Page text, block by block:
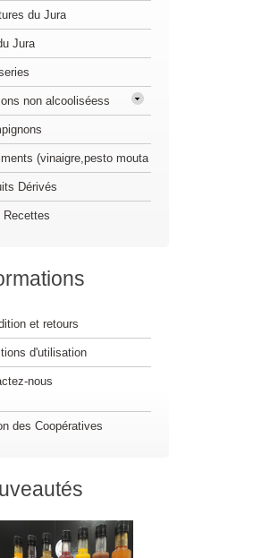
du Jura
Jura
non alcooliséess
(vinaigre,pesto mouta
Dérivés
Recettes
et retours
d'utilisation
nous
des Coopératives